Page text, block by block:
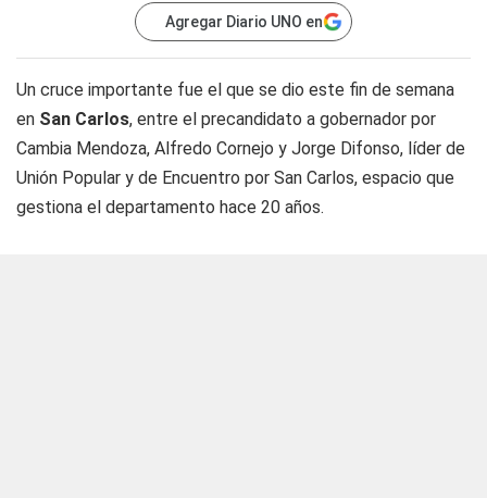
Agregar Diario UNO en
Un cruce importante fue el que se dio este fin de semana
en San Carlos, entre el precandidato a gobernador por
Cambia Mendoza, Alfredo Cornejo y Jorge Difonso, líder de
Unión Popular y de Encuentro por San Carlos, espacio que
gestiona el departamento hace 20 años.